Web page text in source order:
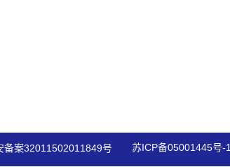
备案32011502011849号 苏ICP备05001445号-1